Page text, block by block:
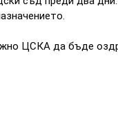
ЦСКА да бъде